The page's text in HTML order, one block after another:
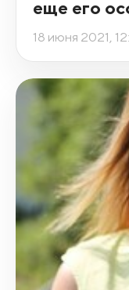
еще его
18 июня 2021,